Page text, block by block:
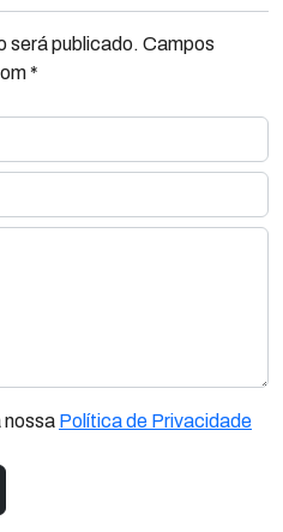
será publicado. Campos
*
nossa Política de Privacidade